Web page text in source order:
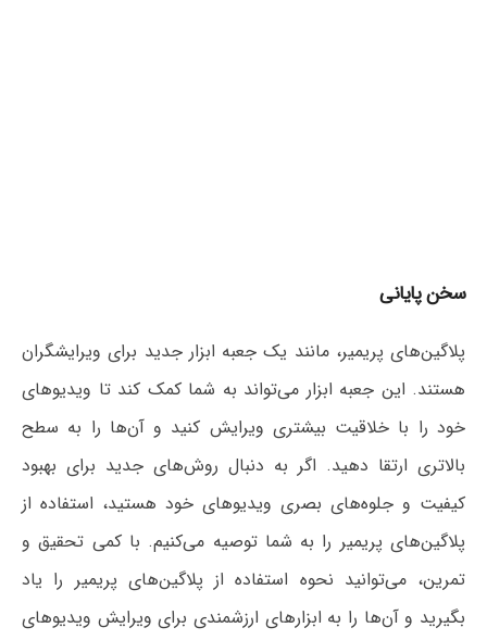
سخن پایانی
پلاگین‌های پریمیر، مانند یک جعبه ابزار جدید برای ویرایشگران
هستند. این جعبه ابزار می‌تواند به شما کمک کند تا ویدیوهای
خود را با خلاقیت بیشتری ویرایش کنید و آن‌ها را به سطح
بالاتری ارتقا دهید. اگر به دنبال روش‌های جدید برای بهبود
کیفیت و جلوه‌های بصری ویدیوهای خود هستید، استفاده از
پلاگین‌های پریمیر را به شما توصیه می‌کنیم. با کمی تحقیق و
تمرین، می‌توانید نحوه استفاده از پلاگین‌های پریمیر را یاد
بگیرید و آن‌ها را به ابزارهای ارزشمندی برای ویرایش ویدیوهای